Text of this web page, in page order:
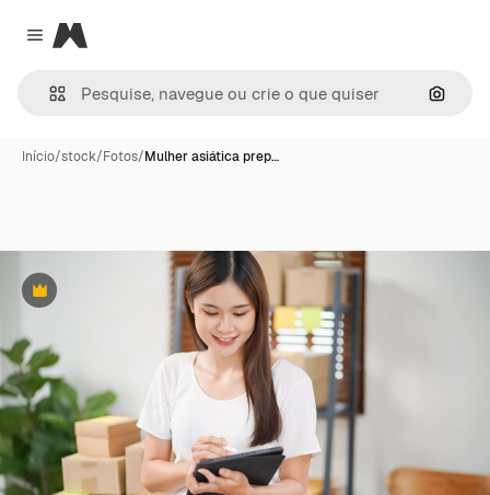
Close menu
Magnific
Início/stock/Fotos/Mulher asiática prep…
Premium